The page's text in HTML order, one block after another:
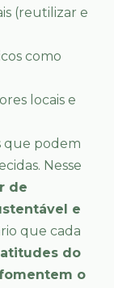
(reutilizar e
como
locais e
que podem
Nesse
de
e
que cada
do
o